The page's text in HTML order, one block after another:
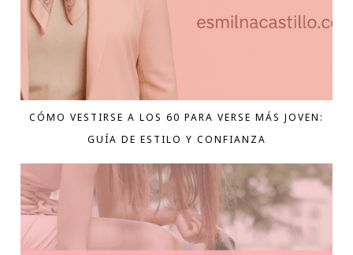
CÓMO VESTIRSE A LOS 60 PARA VERSE MÁS JOVEN:
GUÍA DE ESTILO Y CONFIANZA